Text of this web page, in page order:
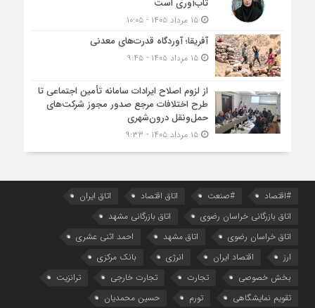
تاب‌آوری است
۱۵ مرداد ۱۴۰۵ - ۱۰:۰۵
آفریقا؛ آوردگاه قدرت‌های معدنی
۱۵ مرداد ۱۴۰۵ - ۹:۴۵
از لزوم اصلاح ایرادات سامانه تأمین اجتماعی تا
طرح اختلافات مرجع صدور مجوز شرکت‌های
حمل‌ونقل درون‌شهری
۱۵ مرداد ۱۴۰۵ - ۹:۳۳
#اقتصاد #صنعت اتاق اقتصاد
اتاق ایران
اتاق بازرگانی خراسان رضوی
اتاق بازرگانی مشهد
اتاق خراسان رضوی
اتاق مشهد
احمد اثنی عشری
ارز
اقتصاد ایران انرژی
بانک مرکزی
بخش خصوصی
تجارت تجارت خارجی
ترانزیت
تقویم نمایشگاهی
تورم حسین محمدیان